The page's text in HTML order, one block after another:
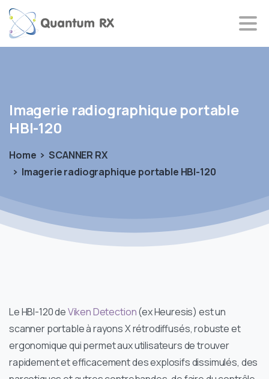
Imagerie radiographiqueportable
HBI-120
Home
SCANNER RX
Imagerie radiographique portable HBI-120
Le HBI-120 deViken Detection(ex Heuresis) est un
scanner portable à rayons X rétrodiffusés, robuste et
ergonomique qui permet aux utilisateurs de trouver
rapidement et efficacement des explosifs dissimulés, des